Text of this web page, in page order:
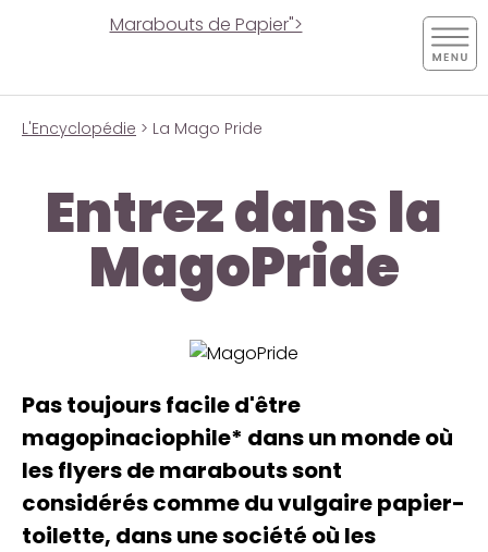
Marabouts de Papier">
L'Encyclopédie > La Mago Pride
Entrez dans la
MagoPride
Pas toujours facile d'être
magopinaciophile* dans un monde où
les flyers de marabouts sont
considérés comme du vulgaire papier-
toilette, dans une société où les